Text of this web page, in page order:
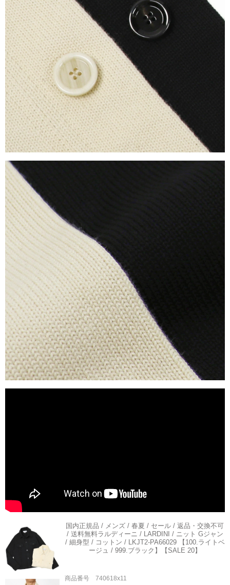
国内正規品 / メンズ / 春夏 / セール / 返品・交換不可
/ 送料無料ラルディーニ / LARDINI / ニット Gジャン
/ 細身型 / コットン / LKJT2-PA66029 【100.ライトベ
ージュ / 999.ブラック】【SALE 20】
商品番号 740618x11